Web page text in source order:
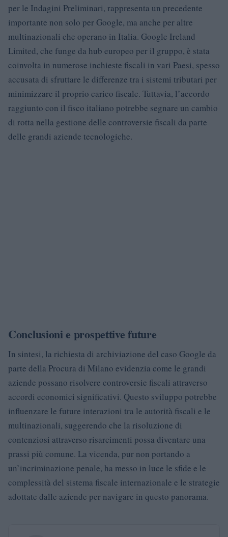
per le Indagini Preliminari, rappresenta un precedente
importante non solo per Google, ma anche per altre
multinazionali che operano in Italia. Google Ireland
Limited, che funge da hub europeo per il gruppo, è stata
coinvolta in numerose inchieste fiscali in vari Paesi, spesso
accusata di sfruttare le differenze tra i sistemi tributari per
minimizzare il proprio carico fiscale. Tuttavia, l’accordo
raggiunto con il fisco italiano potrebbe segnare un cambio
di rotta nella gestione delle controversie fiscali da parte
delle grandi aziende tecnologiche.
Conclusioni e prospettive future
In sintesi, la richiesta di archiviazione del caso Google da
parte della Procura di Milano evidenzia come le grandi
aziende possano risolvere controversie fiscali attraverso
accordi economici significativi. Questo sviluppo potrebbe
influenzare le future interazioni tra le autorità fiscali e le
multinazionali, suggerendo che la risoluzione di
contenziosi attraverso risarcimenti possa diventare una
prassi più comune. La vicenda, pur non portando a
un’incriminazione penale, ha messo in luce le sfide e le
complessità del sistema fiscale internazionale e le strategie
adottate dalle aziende per navigare in questo panorama.